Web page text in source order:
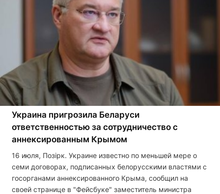
Украина пригрозила Беларуси
ответственностью за сотрудничество с
аннексированным Крымом
16 июля, Позірк. Украине известно по меньшей мере о
семи договорах, подписанных белорусскими властями с
госорганами аннексированного Крыма, сообщил на
своей странице в "Фейсбуке" заместитель министра